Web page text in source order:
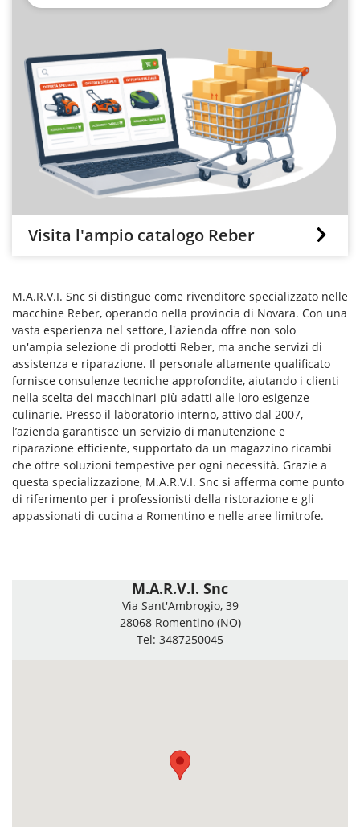
Visita l'ampio catalogo Reber
M.A.R.V.I. Snc si distingue come rivenditore specializzato nelle
macchine Reber, operando nella provincia di Novara. Con una
vasta esperienza nel settore, l'azienda offre non solo
un'ampia selezione di prodotti Reber, ma anche servizi di
assistenza e riparazione. Il personale altamente qualificato
fornisce consulenze tecniche approfondite, aiutando i clienti
nella scelta dei macchinari più adatti alle loro esigenze
culinarie. Presso il laboratorio interno, attivo dal 2007,
l’azienda garantisce un servizio di manutenzione e
riparazione efficiente, supportato da un magazzino ricambi
che offre soluzioni tempestive per ogni necessità. Grazie a
questa specializzazione, M.A.R.V.I. Snc si afferma come punto
di riferimento per i professionisti della ristorazione e gli
appassionati di cucina a Romentino e nelle aree limitrofe.
M.A.R.V.I. Snc
Via Sant'Ambrogio, 39
28068 Romentino (NO)
Tel: 3487250045